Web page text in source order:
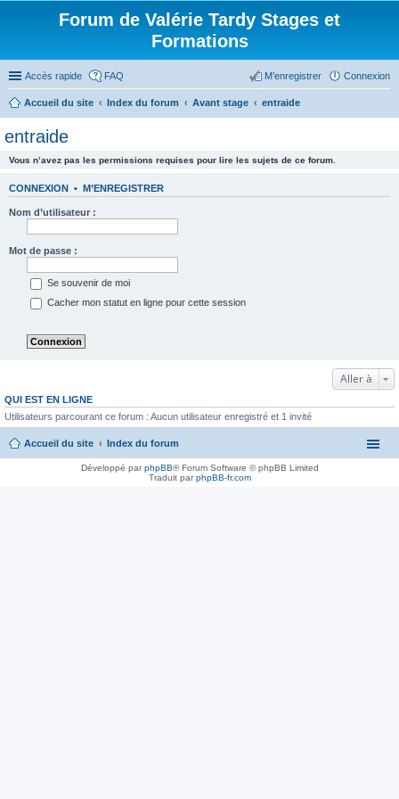
Forum de Valérie Tardy Stages et
Formations
Accès rapide FAQ Connexion
M’enregistrer
Accueil du site Index du forum Avant stage entraide
entraide
Vous n’avez pas les permissions requises pour lire les sujets de ce forum.
CONNEXION • M’ENREGISTRER
Nom d’utilisateur :
Mot de passe :
Se souvenir de moi
Cacher mon statut en ligne pour cette session
Aller à
QUI EST EN LIGNE
Utilisateurs parcourant ce forum : Aucun utilisateur enregistré et 1 invité
Accueil du site Index du forum
Développé parphpBB® Forum Software © phpBB Limited
Traduit parphpBB-fr.com